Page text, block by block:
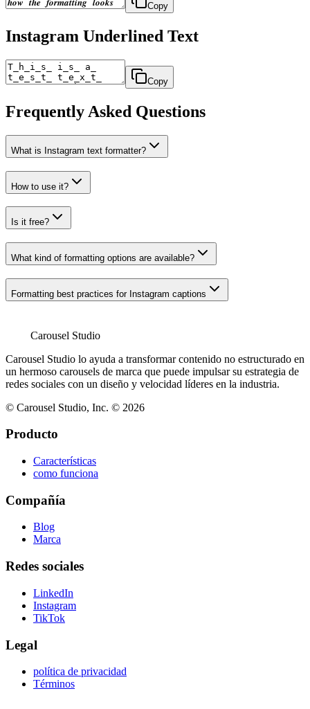
Copy
Instagram Underlined Text
Copy
Frequently Asked Questions
What is Instagram text formatter?
How to use it?
Is it free?
What kind of formatting options are available?
Formatting best practices for Instagram captions
Carousel Studio
Carousel Studio lo ayuda a transformar contenido no estructurado en
un hermoso carousels de marca que puede impulsar su estrategia de
redes sociales con un diseño y velocidad líderes en la industria.
© Carousel Studio, Inc. © 2026
Producto
Características
como funciona
Compañía
Blog
Marca
Redes sociales
LinkedIn
Instagram
TikTok
Legal
política de privacidad
Términos